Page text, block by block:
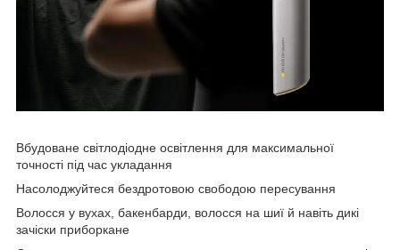
Вбудоване світлодіодне освітлення для максимальної
точності під час укладання
Насолоджуйтеся бездротовою свободою пересування
Волосся у вухах, бакенбарди, волосся на шиї й навіть дикі
зачіски приборкане